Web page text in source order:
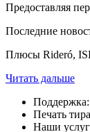
Предоставляя
Последние
Плюсы Rideró,
Читать дальше
Поддержка:
Печать
Наши